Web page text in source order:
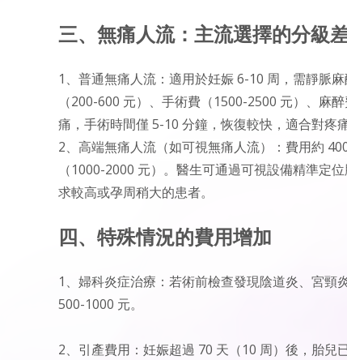
三、無痛人流：主流選擇的分級
1、普通無痛人流：適用於妊娠 6-10 周，需靜脈
（200-600 元）、手術費（1500-2500 元）、麻
痛，手術時間僅 5-10 分鐘，恢復較快，適合對疼
2、高端無痛人流（如可視無痛人流）：費用約
（1000-2000 元）。醫生可通過可視設備精準定
求較高或孕周稍大的患者。
四、特殊情況的費用增加
1、婦科炎症治療：若術前檢查發現陰道炎、宮
500-1000 元。
2、引產費用：妊娠超過 70 天（10 周）後，胎